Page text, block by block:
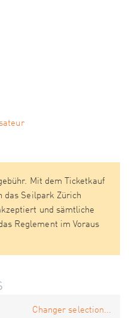
Mit dem Ticketkauf
das Seilpark Zürich
und sämtliche
Reglement im Voraus
Changer selection...